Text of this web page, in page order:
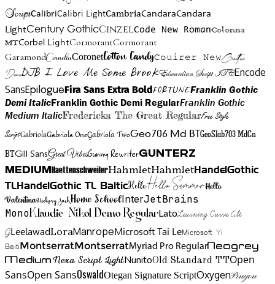
ScriptCalibriCalibri LightCambriaCandaraCandara
LightCentury GothicCinzelCode New RomanColonna
MTCorbel LightCormorantCormorant
GaramondCorneliaCoronetCotton CandyCouirer NewCreattion
DemoDJB I Love Me Some BrookEdwardian Script ITCEncode
SansEpilogueFira Sans Extra BoldFortuneFranklin Gothic
Demi ItalicFranklin Gothic Demi RegularFranklin Gothic
Medium ItalicFredericka The Great RegularFree Style
ScriptGabriolaGabriola OneGabriola TwoGeo706 Md BTGeoSlab703 MdCn
BTGill SansGreat VibesGunny RewriterGunterz
Medium HaettenschweilerHahmletHahmletHandelGothic
TLHandelGothic TL BalticHelloHello SummerHello
ValentinaHickory JackHome SchoolInterJetBrains
MonoKlaudie Nikol Demo RegularLatoLearning Curve Alt
GLeelawadLoraManropeMicrosoft Tai LeMicrosoft Yi
BaitiMontserratMontserratMyriad Pro RegularNeogrey
MediumNexa Script LightNunitoOld Standard TTOpen
SansOpen SansOswaldOtegan Signature ScriptOxygenPinyon